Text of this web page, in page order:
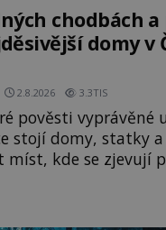
chodbách
domy v
2.8.2026 3.3TIS
pověsti vyprávěné
stojí domy, statky
míst, kde se zjevují
zvuky nebo se